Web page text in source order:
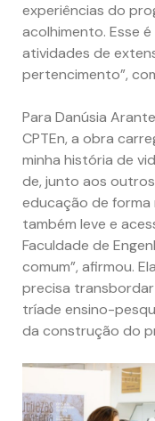
experiências do
acolhimento. Esse
atividades de
pertencimento”,
Para Danúsia
CPTEn, a obra
minha história de
de, junto aos
educação de forma
também leve e
Faculdade de
comum”, afirmou.
precisa transbordar
tríade ensino-
da construção do